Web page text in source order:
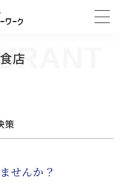
店
策
せんか？